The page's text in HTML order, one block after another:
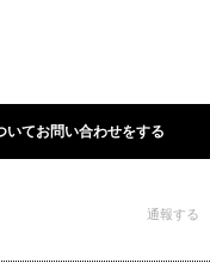
いてお問い合わせをする
通報する